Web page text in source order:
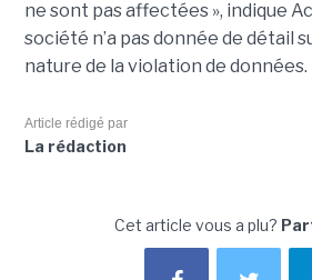
ne sont pas affectées », indique
société n’a pas donnée de détail
nature de la violation de données.
Article rédigé par
La rédaction
Cet article vous a plu?